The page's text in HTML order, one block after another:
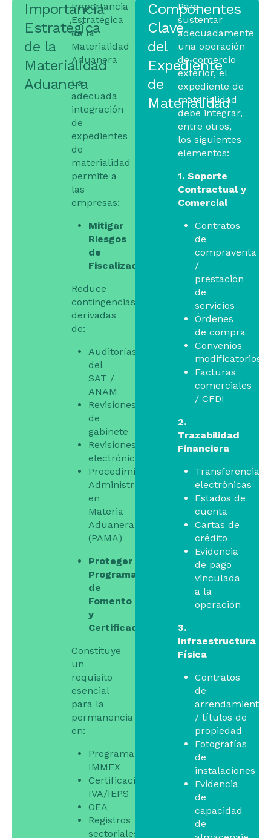
Importancia
Estratégica
de la
Materialidad
Aduanera
Importancia
Estratégica
de la
Materialidad
Aduanera
La
adecuada
integración
de
expedientes
de
materialidad
permite a
las
empresas:
Mitigar
Riesgos
de
Fiscalización
Reduce
contingencias
derivadas
de:
Auditorías
del
SAT /
ANAM
Revisiones
de
gabinete
Revisiones
electrónicas
Procedimientos
Administrativos
en
Materia
Aduanera
(PAMA)
Proteger
Programas
de
Fomento
y
Certificaciones
Constituye
un
requisito
esencial
para la
permanencia
en:
Programa
IMMEX
Certificación
IVA/IEPS
OEA
Registros
sectoriales
Componentes
Clave
del
Expediente
de
Materialidad
Para
sustentar
adecuadamente
una operación
de comercio
exterior, el
expediente de
materialidad
debe integrar,
entre otros,
los siguientes
elementos:
1. Soporte
Contractual y
Comercial
Contratos
de
compraventa
/
prestación
de
servicios
Órdenes
de compra
Convenios
modificatorios
Facturas
comerciales
/ CFDI
2.
Trazabilidad
Financiera
Transferencias
electrónicas
Estados de
cuenta
Cartas de
crédito
Evidencia
de pago
vinculada
a la
operación
3.
Infraestructura
Física
Contratos
de
arrendamiento
/ títulos de
propiedad
Fotografías
de
instalaciones
Evidencia
de
capacidad
de